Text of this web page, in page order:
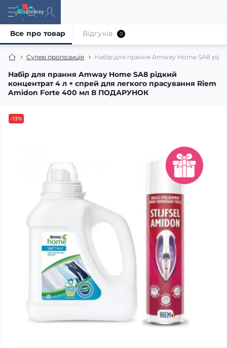
Супер пропозиція Набір для прання Amway Home SA8
Набір для прання Amway Home SA8 рідкий
концентрат 4 л + спрей для легкого прасування Riem
Amidon Forte 400 мл В ПОДАРУНОК
Все про товар Відгуків 0
-13%